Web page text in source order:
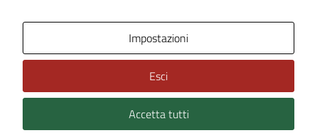
Technical Design s.r.l.
Impostazioni
Esci
Accetta tutti